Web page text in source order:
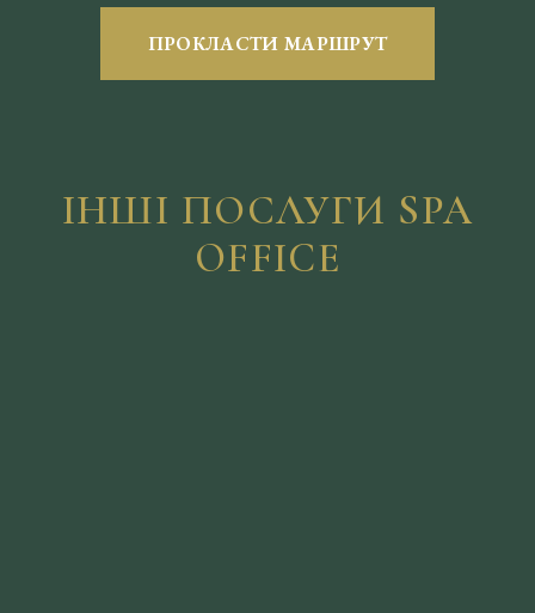
ПРОКЛАСТИ МАРШРУТ
ІНШІ ПОСЛУГИ SPA
OFFICE